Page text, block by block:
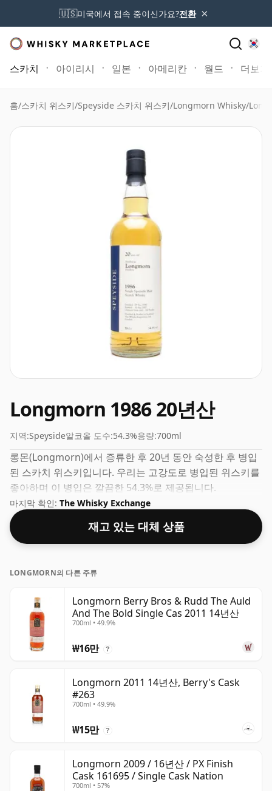
🇺🇸미국에서 접속 중이신가요?전환 ×
스카치 아이리시 일본 아메리칸 월드 더보기
홈/스카치 위스키/Speyside 스카치 위스키/Longmorn Whisky/
Longmorn 1986 20년산
지역:Speyside알코올 도수:54.3%용량:700ml
롱몬(Longmorn)에서 증류한 후 20년 동안 숙성한 후 병입
된 스카치 위스키입니다. 우리는 고강도로 병입된 위스키를
좋아하며 이 병입은 깔끔한 54.3%로 제공됩니다.
마지막 확인: The Whisky Exchange
재고 있는 대체 상품
LONGMORN의 다른 주류
Longmorn Berry Bros & Rudd The Auld
And The Bold Single Cas 2011 14년산
700ml • 49.9%
₩16만 ?
Longmorn 2011 14년산, Berry's Cask
#263
700ml • 49.9%
₩15만 ?
Longmorn 2009 / 16년산 / PX Finish
Cask 161695 / Single Cask Nation
700ml • 57%